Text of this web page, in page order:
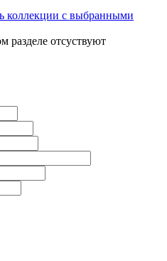
коллекции с выбранными
разделе отсуствуют